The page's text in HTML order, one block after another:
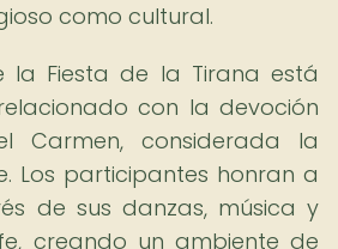
como cultural.
la Fiesta de la Tirana está
con la devoción
Carmen, considerada la
Los participantes honran a
de sus danzas, música y
creando un ambiente de